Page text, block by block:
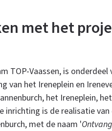
met het
TOP-Vaassen, is
van het Ireneplein en
het Ireneplein,
inrichting is de realisatie
met de naam '